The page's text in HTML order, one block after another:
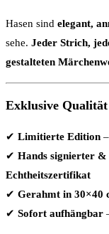
Hasen sind elegant,
sehe. Jeder Strich,
gestalteten
Exklusive
✔ Limitierte Edition
✔ Hands signierter
Echtheitszertifikat
✔ Gerahmt in 30×40
✔ Sofort aufhängbar